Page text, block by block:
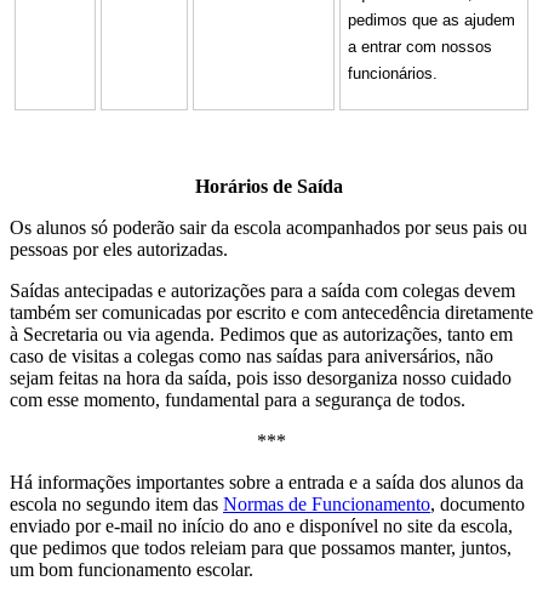
pedimos que as ajudem
a entrar com nossos
funcionários.
Horários de Saída
Os alunos só poderão sair da escola acompanhados por seus pais ou
pessoas por eles autorizadas.
Saídas antecipadas e autorizações para a saída com colegas devem
também ser comunicadas por escrito e com antecedência diretamente
à Secretaria ou via agenda. Pedimos que as autorizações, tanto em
caso de visitas a colegas como nas saídas para aniversários, não
sejam feitas na hora da saída, pois isso desorganiza nosso cuidado
com esse momento, fundamental para a segurança de todos.
***
Há informações importantes sobre a entrada e a saída dos alunos da
escola no segundo item das Normas de Funcionamento, documento
enviado por e-mail no início do ano e disponível no site da escola,
que pedimos que todos releiam para que possamos manter, juntos,
um bom funcionamento escolar.